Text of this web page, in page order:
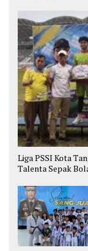
Liga PSSI Kota
Talenta Sepak